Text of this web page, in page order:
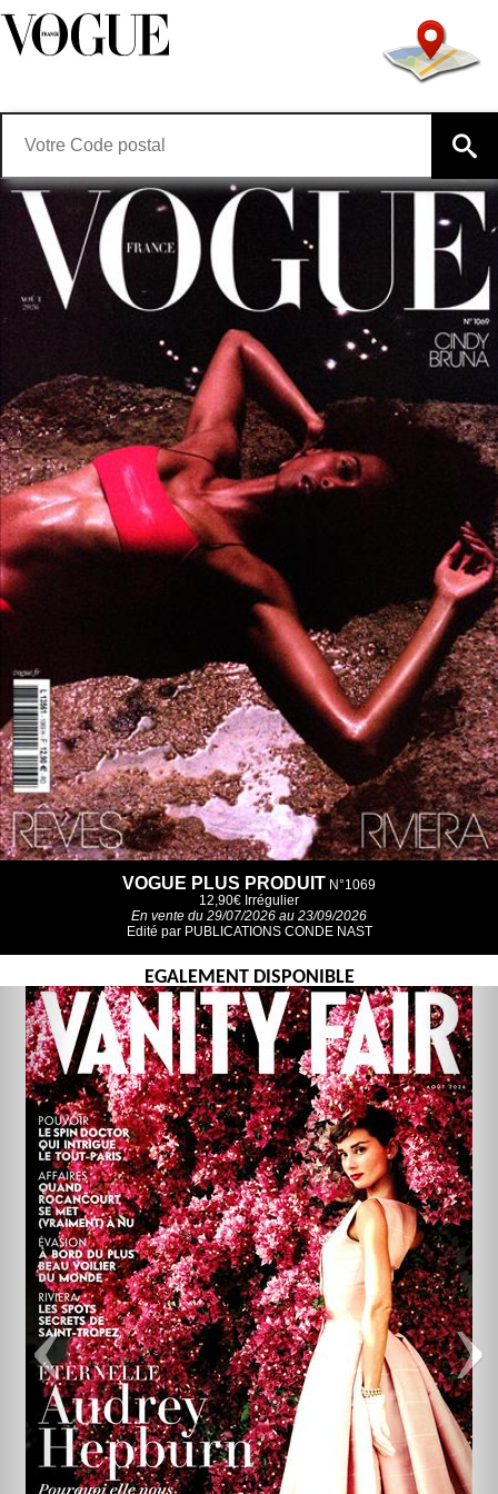
VOGUE PLUS PRODUIT N°1069
12,90€ Irrégulier
En vente du 29/07/2026 au 23/09/2026
Edité par PUBLICATIONS CONDE NAST
EGALEMENT DISPONIBLE